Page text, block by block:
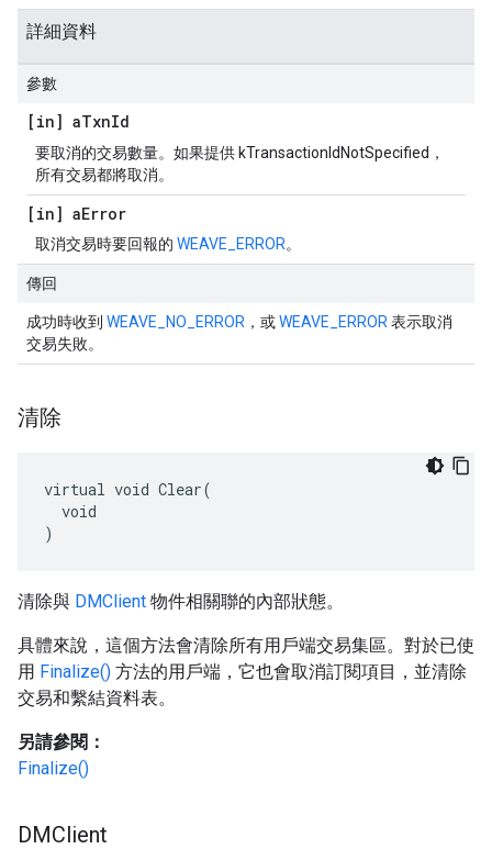
詳細資料
參數
[in] aTxnId
要取消的交易數量。如果提供 kTransactionIdNotSpecified，
所有交易都將取消。
[in] aError
取消交易時要回報的 WEAVE_ERROR。
傳回
成功時收到 WEAVE_NO_ERROR ，或WEAVE_ERROR 表示取消
交易失敗。
清除
virtual void Clear(
  void
)
清除與 DMClient 物件相關聯的內部狀態。
具體來說，這個方法會清除所有用戶端交易集區。對於已使
用 Finalize() 方法的用戶端，它也會取消訂閱項目，並清除
交易和繫結資料表。
另請參閱：
Finalize()
DMClient